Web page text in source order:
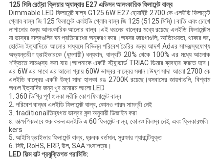
125 মিমি রেট্রো ক্লিয়ার অ্যাম্বার E27 এডিসন আলংকারিক ফিলামেন্ট বাল্ব
Dimmable LED ফিলামেন্ট বাল্ব G125 6W E27 হোয়াইট 2700 কে এলইডি ফিলামেন্ট
গ্লোব বাল্ব জি 125 ফিলামেন্ট এলইডি গ্লোব বাল্ব জি 125 (5125 মিমি)।বাতি এবং চোখে
লাগানোর জন্য আলংকারিক আলোর বাল্ব।এই ধরনের বাল্বের মধ্যে রয়েছে এলইডি ফিলামেন্টস
যা ভাস্বর বাল্বগুলির ঘন প্রতিরোধের অনুকরণ করে।অবসর জায়গাগুলি, আতিথেয়তা, থাকার ঘর,
হোটেল ইত্যাদিতে আলোর মাধ্যমে বিভিন্ন পরিবেশ তৈরির জন্য আদর্শ Adএর সামঞ্জস্যযোগ্য
অভ্যন্তরীণ ড্রাইভারকে (ধূমপায়ী) ধন্যবাদ, বাল্বটি 20% থেকে 100% এর মধ্যে আলোক
শক্তিতে সামঞ্জস্য করা যায়।আপনাকে একটি স্ট্যান্ডার্ড TRIAC ডিমার ব্যবহার করতে হবে।
এর 6W এর সাথে এর আলো প্রায় 60W ভাস্বর বাল্বের সমান।উষ্ণ সাদা আলো 2700 কে
এলইডি বাল্বের একটি উষ্ণ সাদা হালকা রঙ 2700K রয়েছে।বসবাসের জায়গাগুলি, বিশ্রাম
অঞ্চল ইত্যাদির জন্য খুব মনোরম আলো LED
1. 360 ডিগ্রি পূর্ণ হালকা মরীচি কোণ ফিলামেন্ট বাল্ব
2. পরিবেশ বান্ধব এলইডি ফিলামেন্ট বাল্ব, কোনও পারদ সামগ্রী নেই
3. traditionalতিহ্যগত ভাস্বর কন্দ অনুযায়ী ডিজাইন করা
৪. তাত্ক্ষণিকভাবে শুরু করুন এলইডি এ 60 ফিলমেন্ট বাল্ব, কোনও বিলম্ব নেই, এবং ফ্লিকারগুলি
kers
5. আইসি ড্রাইভার ফিলামেন্ট বাল্ব, ধ্রুবক বর্তমান, সুরক্ষার গ্যারান্টিযুক্ত
6. সিই, RoHS, ERP, উল, SAA শংসাপত্র।
LED ফিল্ম বাল্ট প্রযুক্তিগত পরামিতি: